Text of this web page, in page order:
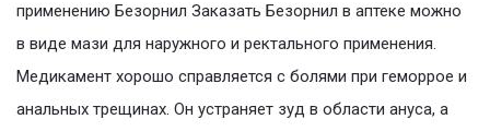
применению Безорнил Заказать Безорнил в аптеке можно
в виде мази для наружного и ректального применения.
Медикамент хорошо справляется с болями при геморрое и
анальных трещинах. Он устраняет зуд в области ануса, а